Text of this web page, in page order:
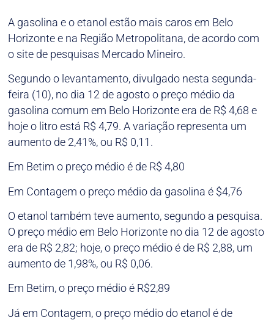
A gasolina e o etanol estão mais caros em Belo
Horizonte e na Região Metropolitana, de acordo com
o site de pesquisas Mercado Mineiro.
Segundo o levantamento, divulgado nesta segunda-
feira (10), no dia 12 de agosto o preço médio da
gasolina comum em Belo Horizonte era de R$ 4,68 e
hoje o litro está R$ 4,79. A variação representa um
aumento de 2,41%, ou R$ 0,11.
Em Betim o preço médio é de R$ 4,80
Em Contagem o preço médio da gasolina é $4,76
O etanol também teve aumento, segundo a pesquisa.
O preço médio em Belo Horizonte no dia 12 de agosto
era de R$ 2,82; hoje, o preço médio é de R$ 2,88, um
aumento de 1,98%, ou R$ 0,06.
Em Betim, o preço médio é R$2,89
Já em Contagem, o preço médio do etanol é de